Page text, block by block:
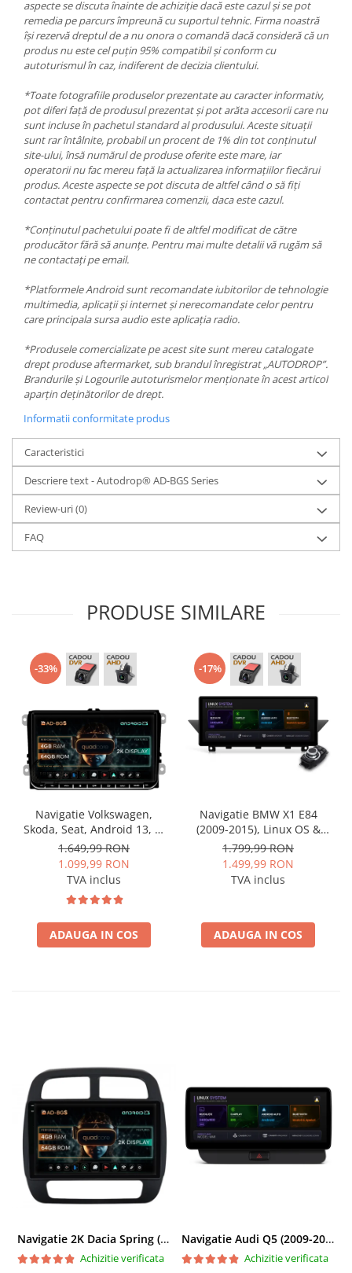
aspecte se discuta înainte de achiziție dacă este cazul și se pot
remedia pe parcurs împreună cu suportul tehnic. Firma noastră
își rezervă dreptul de a nu onora o comandă dacă consideră că un
produs nu este cel puțin 95% compatibil și conform cu
autoturismul în caz, indiferent de decizia clientului.
*Toate fotografiile produselor prezentate au caracter informativ,
pot diferi față de produsul prezentat și pot arăta accesorii care nu
sunt incluse în pachetul standard al produsului. Aceste situații
sunt rar întâlnite, probabil un procent de 1% din tot conținutul
site-ului, însă numărul de produse oferite este mare, iar
operatorii nu fac mereu față la actualizarea informațiilor fiecărui
produs. Aceste aspecte se pot discuta de altfel când o să fiți
contactat pentru confirmarea comenzii, daca este cazul.
*Conținutul pachetului poate fi de altfel modificat de către
producător fără să anunțe. Pentru mai multe detalii vă rugăm să
ne contactați pe email.
*Platformele Android sunt recomandate iubitorilor de tehnologie
multimedia, aplicații și internet și nerecomandate celor pentru
care principala sursa audio este aplicația radio.
*Produsele comercializate pe acest site sunt mereu catalogate
drept produse aftermarket, sub brandul înregistrat „AUTODROP”.
Brandurile și Logourile autoturismelor menționate în acest articol
aparțin deținătorilor de drept.
Informatii conformitate produs
Caracteristici
Descriere text - Autodrop® AD-BGS Series
Review-uri(0)
FAQ
PRODUSE SIMILARE
-33%
Navigatie Volkswagen,
Skoda, Seat, Android 13, S-
Quadcore / 4GB RAM +
64GB ROM, 9 Inch - AD-
BGSW94L
1.649,99 RON
1.099,99 RON
TVA inclus
ADAUGA IN COS
-17%
Navigatie BMW X1 E84
(2009-2015), Linux OS &
OEM, Varianta iDrive,
CarPlay & Android Auto
Wireless, MirrorLink,
BGRKITBM004
1.799,99 RON
1.499,99 RON
TVA inclus
ADAUGA IN COS
Navigatie 2K Dacia Spring (2021- Prezent), Android, S-Quadcore / 4GB RAM + 64GB ROM, 9.5 Inch - AD-BGS90042K+AD-BGRKIT366V4s
Achizitie verificata
Navigatie Audi Q5 (2009-2017), Linux OS & OEM, MMI 3G, CarPlay & Android Auto Wireless, MirrorLink, Camera AHD, 12.3 Inch - AD-BGAALNXH+AD-BGRKITQ5002
Achizitie verificata